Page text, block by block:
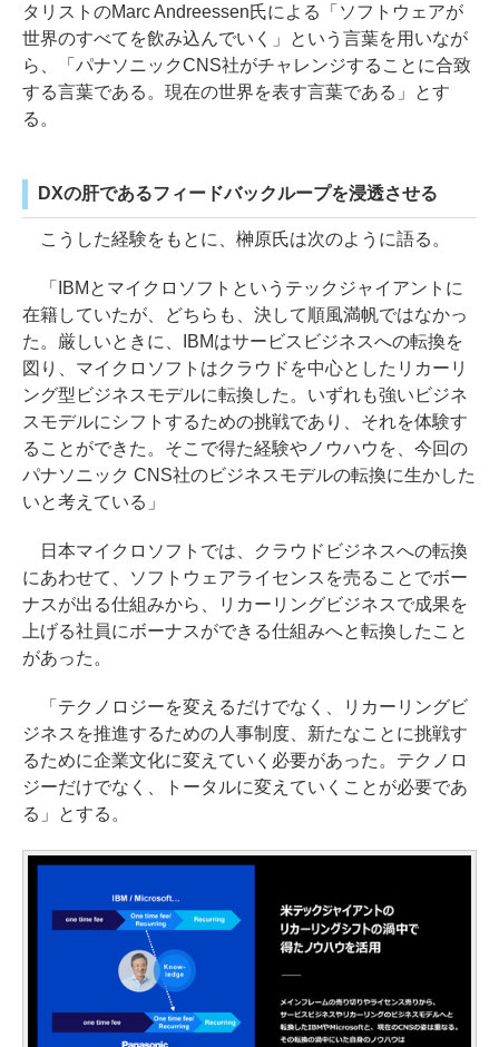
タリストのMarc Andreessen氏による「ソフトウェアが
世界のすべてを飲み込んでいく」という言葉を用いなが
ら、「パナソニックCNS社がチャレンジすることに合致
する言葉である。現在の世界を表す言葉である」とす
る。
DXの肝であるフィードバックループを浸透させる
こうした経験をもとに、榊原氏は次のように語る。
「IBMとマイクロソフトというテックジャイアントに
在籍していたが、どちらも、決して順風満帆ではなかっ
た。厳しいときに、IBMはサービスビジネスへの転換を
図り、マイクロソフトはクラウドを中心としたリカーリ
ング型ビジネスモデルに転換した。いずれも強いビジネ
スモデルにシフトするための挑戦であり、それを体験す
ることができた。そこで得た経験やノウハウを、今回の
パナソニック CNS社のビジネスモデルの転換に生かした
いと考えている」
日本マイクロソフトでは、クラウドビジネスへの転換
にあわせて、ソフトウェアライセンスを売ることでボー
ナスが出る仕組みから、リカーリングビジネスで成果を
上げる社員にボーナスができる仕組みへと転換したこと
があった。
「テクノロジーを変えるだけでなく、リカーリングビ
ジネスを推進するための人事制度、新たなことに挑戦す
るために企業文化に変えていく必要があった。テクノロ
ジーだけでなく、トータルに変えていくことが必要であ
る」とする。